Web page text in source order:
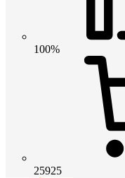
100%
25925